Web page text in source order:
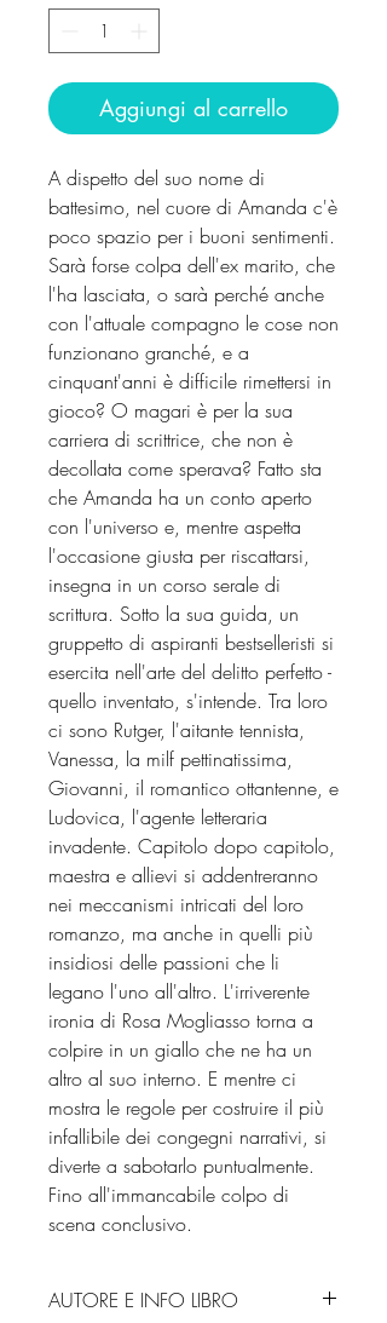
Aggiungi al carrello
A dispetto del suo nome di
battesimo, nel cuore di Amanda c'è
poco spazio per i buoni sentimenti.
Sarà forse colpa dell'ex marito, che
l'ha lasciata, o sarà perché anche
con l'attuale compagno le cose non
funzionano granché, e a
cinquant'anni è difficile rimettersi in
gioco? O magari è per la sua
carriera di scrittrice, che non è
decollata come sperava? Fatto sta
che Amanda ha un conto aperto
con l'universo e, mentre aspetta
l'occasione giusta per riscattarsi,
insegna in un corso serale di
scrittura. Sotto la sua guida, un
gruppetto di aspiranti bestselleristi si
esercita nell'arte del delitto perfetto -
quello inventato, s'intende. Tra loro
ci sono Rutger, l'aitante tennista,
Vanessa, la milf pettinatissima,
Giovanni, il romantico ottantenne, e
Ludovica, l'agente letteraria
invadente. Capitolo dopo capitolo,
maestra e allievi si addentreranno
nei meccanismi intricati del loro
romanzo, ma anche in quelli più
insidiosi delle passioni che li
legano l'uno all'altro. L'irriverente
ironia di Rosa Mogliasso torna a
colpire in un giallo che ne ha un
altro al suo interno. E mentre ci
mostra le regole per costruire il più
infallibile dei congegni narrativi, si
diverte a sabotarlo puntualmente.
Fino all'immancabile colpo di
scena conclusivo.
AUTORE E INFO LIBRO